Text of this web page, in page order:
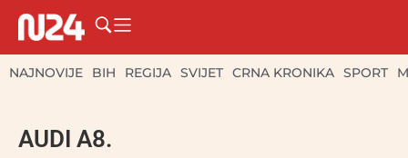
NAJNOVIJE BIH REGIJA SVIJET CRNA KRONIKA SPORT
AUDI A8.